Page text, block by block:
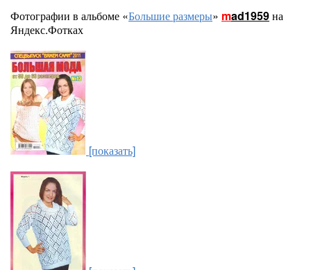
Фотографии в альбоме «Большие размеры» mad1959на
Яндекс.Фотках
[показать]